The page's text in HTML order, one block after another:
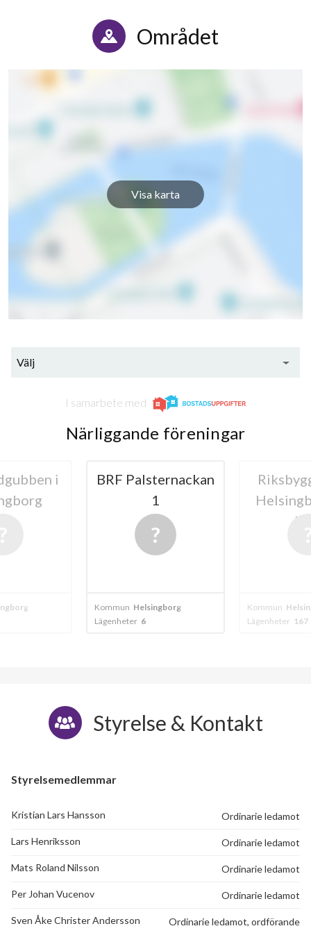
Området
Visa karta
Välj
I samarbete med
Närliggande föreningar
i
BRF Palsternackan
1
Kommun Helsingborg
Lägenheter 6
Kommun
Lägenheter 167
Styrelse & Kontakt
Styrelsemedlemmar
Kristian Lars Hansson Ordinarie ledamot
Lars Henriksson Ordinarie ledamot
Mats Roland Nilsson Ordinarie ledamot
Per Johan Vucenov Ordinarie ledamot
Sven Åke Christer Andersson Ordinarie ledamot, ordförande